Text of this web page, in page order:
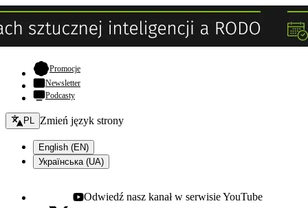
Promocje- otwiera się w nowej karcie
Newsletter
Podcasty
Zmień język - bieżący:
PL Zmień język strony
English (EN)
Українська (UA)
Youtube - otwiera się w nowej karcie
Odwiedź nasz kanał w serwisie YouTube